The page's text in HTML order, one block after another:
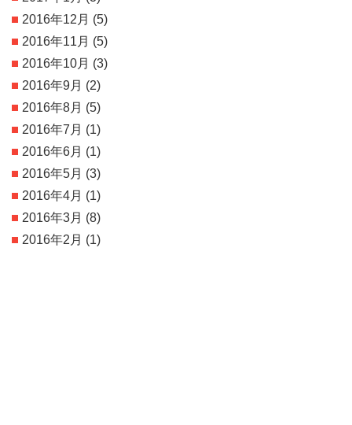
2016年12月 (5)
2016年11月 (5)
2016年10月 (3)
2016年9月 (2)
2016年8月 (5)
2016年7月 (1)
2016年6月 (1)
2016年5月 (3)
2016年4月 (1)
2016年3月 (8)
2016年2月 (1)